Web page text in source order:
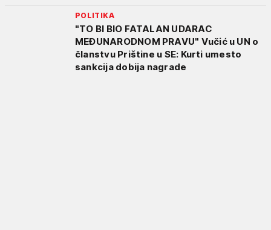
POLITIKA
"TO BI BIO FATALAN UDARAC
MEĐUNARODNOM PRAVU" Vučić u UN o
članstvu Prištine u SE: Kurti umesto
sankcija dobija nagrade